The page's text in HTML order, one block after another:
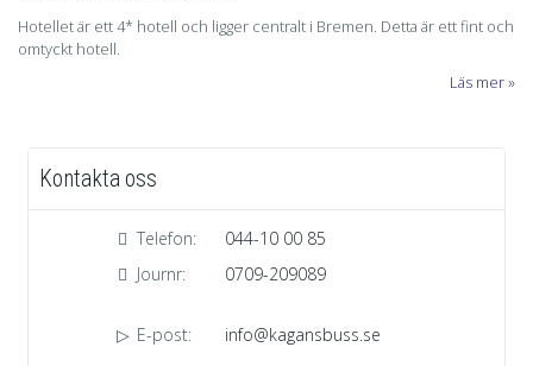
Hotellet är ett 4* hotell och ligger centralt i Bremen. Detta är ett fint och
omtyckt hotell.
Läs mer
Kontakta oss
Telefon:
044-10 00 85
Journr:
0709-209089
E-post: info@kagansbuss.se